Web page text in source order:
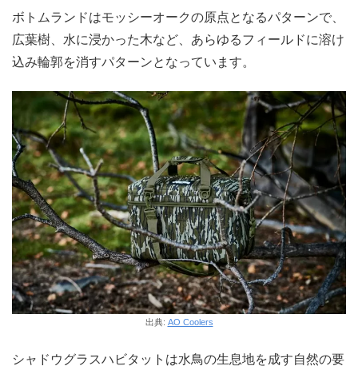
ボトムランドはモッシーオークの原点となるパターンで、
広葉樹、水に浸かった木など、あらゆるフィールドに溶け
込み輪郭を消すパターンとなっています。
出典: AO Coolers
シャドウグラスハビタットは水鳥の生息地を成す自然の要